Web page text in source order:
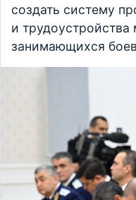
создать систему
и
занимающихся